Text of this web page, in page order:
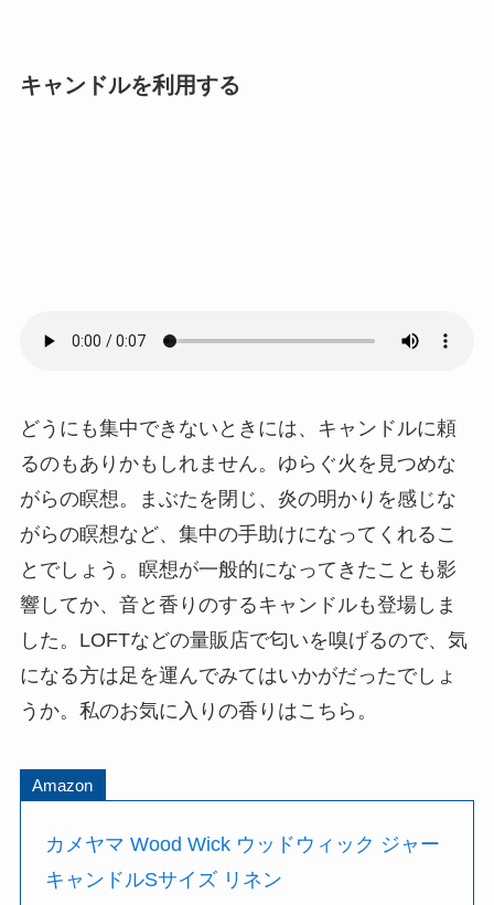
キャンドルを利用する
どうにも集中できないときには、キャンドルに頼
るのもありかもしれません。ゆらぐ火を見つめな
がらの瞑想。まぶたを閉じ、炎の明かりを感じな
がらの瞑想など、集中の手助けになってくれるこ
とでしょう。瞑想が一般的になってきたことも影
響してか、音と香りのするキャンドルも登場しま
した。LOFTなどの量販店で匂いを嗅げるので、気
になる方は足を運んでみてはいかがだったでしょ
うか。私のお気に入りの香りはこちら。
Amazon
カメヤマ Wood Wick ウッドウィック ジャー
キャンドルSサイズ リネン